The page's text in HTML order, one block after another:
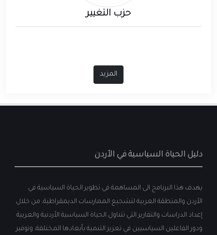
حزب التغيير
المزيد
دليل الحياة السياسية في الأردن
يهدف هذا البرنامج الى المساهمة في تطوير الحياة السياسية في
الأردن والمنطقة العربية لتشجيع الممارسات الديمقراطية، من خلال
إعداد الدراسات والتقارير التي تتناول الحياة السياسية الأردنية والعربية
ودور الفاعلين السياسيين في تعزيز التنمية بأبعادها المختلفة، وتوفير